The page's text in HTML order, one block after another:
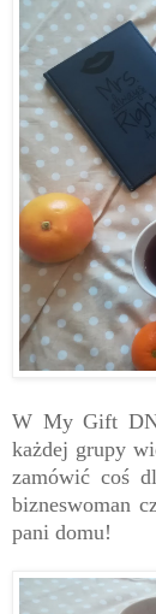
W My Gift
każdej grupy
zamówić coś
bizneswoman
pani domu!